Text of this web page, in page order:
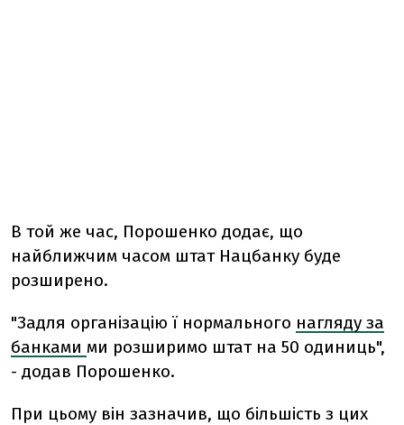
В той же час, Порошенко додає, що
найближчим часом штат Нацбанку буде
розширено.
"Задля організацію ї нормального нагляду за
банками ми розширимо штат на 50 одиниць",
- додав Порошенко.
При цьому він зазначив, що більшість з цих